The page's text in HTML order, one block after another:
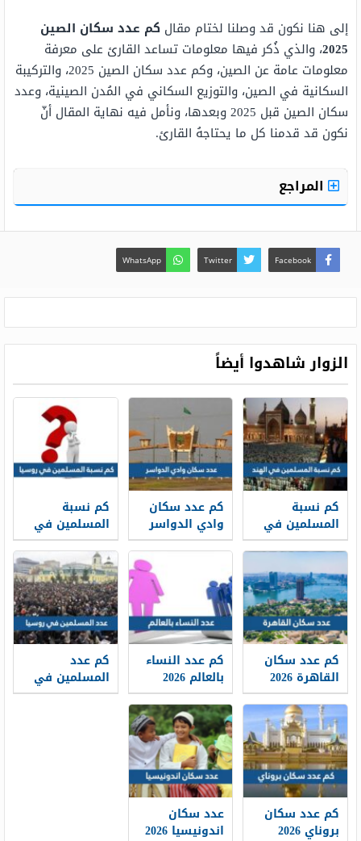
إلى هنا نكون قد وصلنا لختام مقال كم عدد سكان الصين
2025، والذي ذُكر فيها معلومات تساعد القارئ على معرفة
معلومات عامة عن الصين، وكم عدد سكان الصين 2025، والتركيبة
السكانية في الصين، والتوزيع السكاني في المُدن الصينية، وعدد
سكان الصين قبل 2025 وبعدها، ونأمل فيه نهاية المقال أنّ
نكون قد قدمنا كل ما يحتاجهُ القارئ.
المراجع
Facebook
Twitter
WhatsApp
الزوار شاهدوا أيضاً
كم نسبة
المسلمين في
الهند 2026
كم عدد سكان
وادي الدواسر
2026
كم نسبة
المسلمين في
روسيا 2026
كم عدد سكان
القاهرة 2026
كم عدد النساء
بالعالم 2026
كم عدد
المسلمين في
روسيا 2026
كم عدد سكان
بروناي 2026
عدد سكان
اندونيسيا 2026